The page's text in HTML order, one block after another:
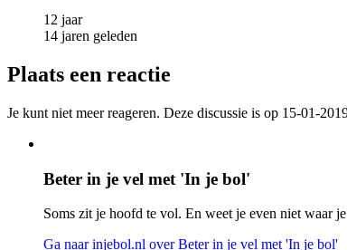
12 jaar
14 jaren geleden
Plaats een reactie
Je kunt niet meer reageren. Deze discussie is op 15-01-
Beter in je vel met 'In je bol'
Soms zit je hoofd te vol. En weet je even niet waar
Ga naar injebol.nl over Beter in je vel met 'In je bol'